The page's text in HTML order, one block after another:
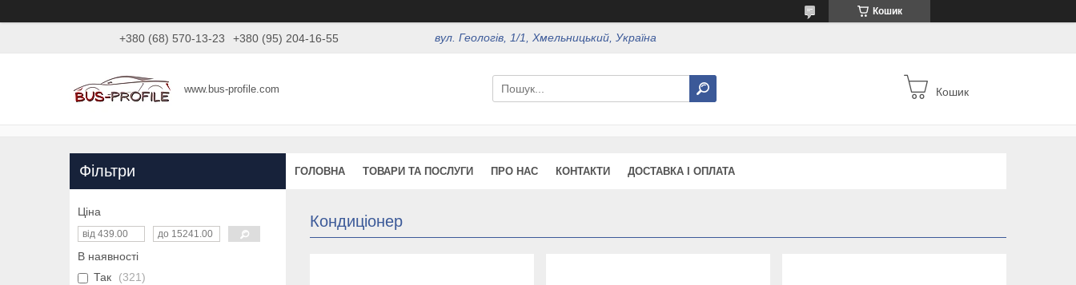
Кошик
+380 (68) 570-13-23 +380 (95) 204-16-55 вул. Геологів, 1/1, Хмельницький, Україна
www.bus-profile.com Кошик
ГОЛОВНА ТОВАРИ ТА ПОСЛУГИ ПРО НАС КОНТАКТИ ДОСТАВКА І ОПЛАТА
Кондиціонер
Фільтри
Ціна
В наявності
Так
321